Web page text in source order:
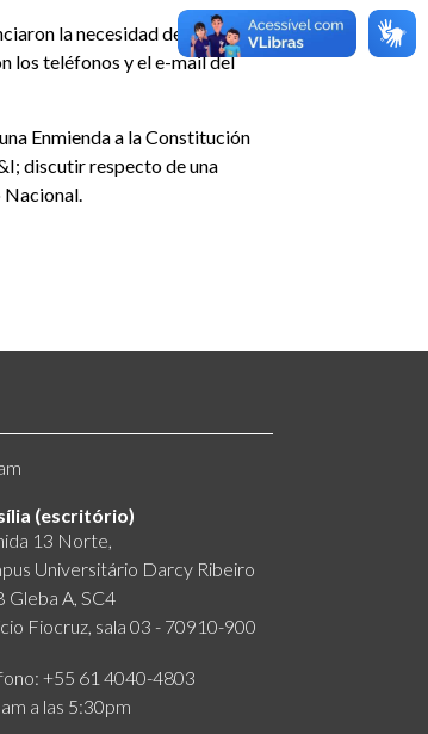
la necesidad de la
los teléfonos y el e-mail del
Enmienda a la Constitución
discutir respecto de una
Nacional.
(escritório)
13 Norte,
Universitário Darcy Ribeiro
Gleba A, SC4
Fiocruz, sala 03 - 70910-900
+55 61 4040-4803
a las 5:30pm